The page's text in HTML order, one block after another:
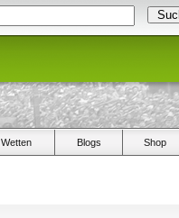
Wetten Blogs Shop